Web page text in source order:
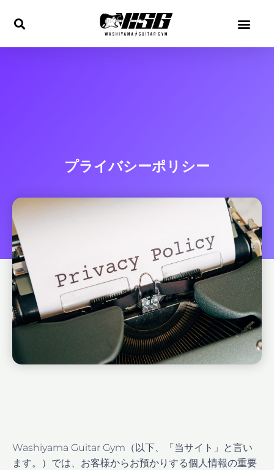
プライバシーポリシー
Washiyama Guitar Gym（以下、「当サイト」と言い
ます。）では、お客様からお預かりする個人情報の重要